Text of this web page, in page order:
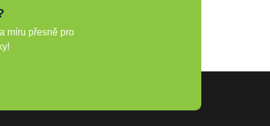
míru přesně pro